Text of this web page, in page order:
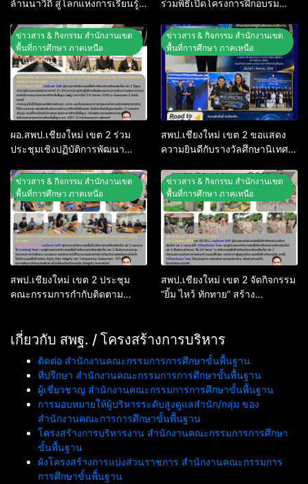
ล้านนาวิถี สู่โลกแห่งการเรียนรู้”
ประจำปีการศึกษา 2569
ร่วมพิธีเปิดโครงการฝึกอบรม
ประพฤตินักเรียนและนักศึกษา
พ.ศ. 2569
ข่าวสาร & กิจกรรม สำนักงานเขต
พื้นที่การศึกษา ภาคเหนือ
ผอ.สพป.เชียงใหม่ เขต 2 ร่วม
ประชุมเชิงปฏิบัติการพัฒนา
ราชการ สพฐ. ยกระดับ
ประสิทธิภาพการกำกับติดตาม
คุณภาพการศึกษา
ข่าวสาร & กิจกรรม สำนักงานเขต
พื้นที่การศึกษา ภาคเหนือ
สพป.เชียงใหม่ เขต 2 ขอแสดง
ความยินดีกับรางวัลศึกษานิเทศก์
ยอดเยี่ยม ระดับ สพฐ.
ข่าวสาร & กิจกรรม สำนักงานเขต
พื้นที่การศึกษา ภาคเหนือ
สพป.เชียงใหม่ เขต 2 ประชุม
คณะกรรมการกำกับติดตาม
Innovation
ข่าวสาร & กิจกรรม สำนักงานเขต
พื้นที่การศึกษา ภาคเหนือ
สพป.เชียงใหม่ เขต 2 จัดกิจกรรม
“ยิ้ม ไหว้ ทักทาย” สร้าง
ราชการ
เกี่ยวกับ สพฐ. / โครงสร้างการบริหาร
ติดต่อ สำนักงานคณะกรรมการการศึกษาขั้นพื้นฐาน
ที่ปรึกษา สำนักงานคณะกรรมการการศึกษาขั้นพื้นฐาน
ผู้เชี่ยวชาญ สำนักงานคณะกรรมการการศึกษาขั้นพื้นฐาน
การมอบหมายให้ผู้บริหารระดับสูงดูแลสำนัก/กลุ่ม ของ
สำนักงานคณะการการศึกษาขั้นพื้นฐาน
โครงสร้างการบริหารงาน สำนักงานคณะกรรมการการศึกษา
ขั้นพื้นฐาน
ผังโครงสร้างการแบ่งส่วนราชการ สำนักงานคณะกรรมการ
การศึกษาขั้นพื้นฐาน